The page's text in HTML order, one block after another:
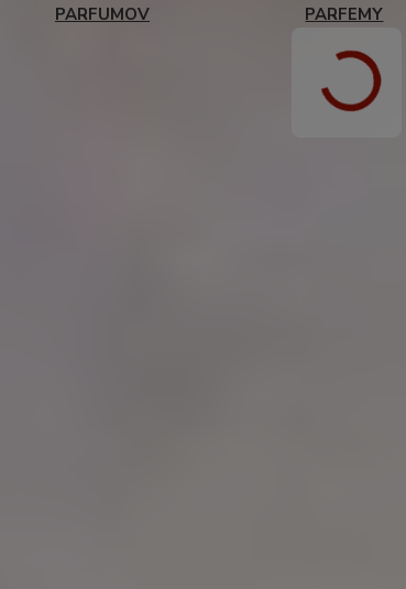
PARFUMOV
PARFEMY